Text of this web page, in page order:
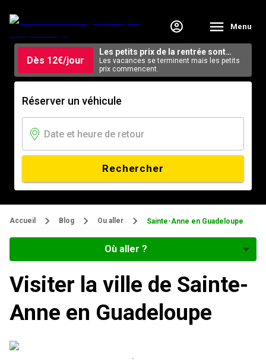
Menu
Dès 12€/jour
Les petits prix de la rentrée sont
arrivés.
Les vacances se terminent mais les petits
prix commencent.
Réserver un véhicule
Rechercher
Accueil Blog Ou aller Sainte-Anne en Guadeloupe
Où aller ?
Visiter la ville de Sainte-
Anne en Guadeloupe